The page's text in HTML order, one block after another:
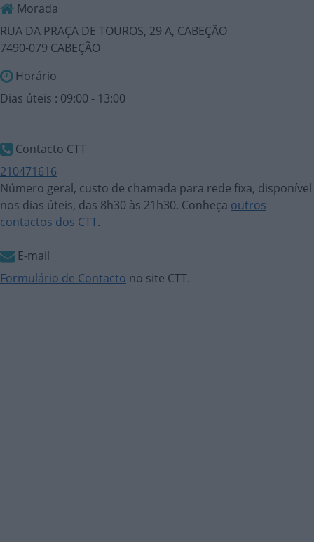
Morada
RUA DA PRAÇA DE TOUROS, 29 A, CABEÇÃO
7490-079 CABEÇÃO
Horário
Dias úteis : 09:00 - 13:00
Contacto CTT
210471616
Número geral, custo de chamada para rede fixa, disponível
nos dias úteis, das 8h30 às 21h30. Conheça outros
contactos dos CTT.
E-mail
Formulário de Contacto no site CTT.